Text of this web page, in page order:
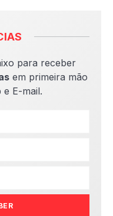
para receber
em primeira mão
E-mail.